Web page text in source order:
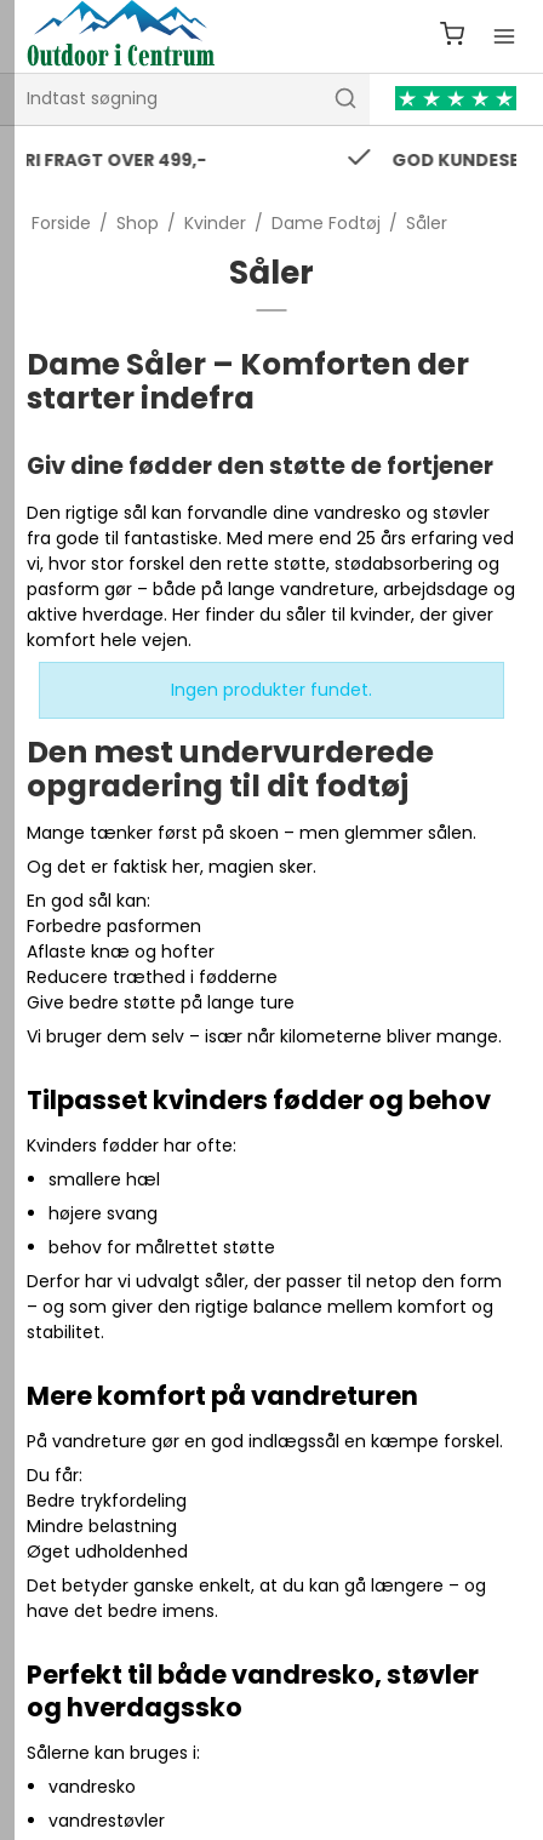
GOD KUNDESERVICE 24/7
Forside / Shop / Kvinder / Dame Fodtøj / Såler
Såler
Dame Såler – Komforten der
starter indefra
Giv dine fødder den støtte de fortjener
Den rigtige sål kan forvandle dine vandresko og støvler
fra gode til fantastiske. Med mere end 25 års erfaring ved
vi, hvor stor forskel den rette støtte, stødabsorbering og
pasform gør – både på lange vandreture, arbejdsdage og
aktive hverdage. Her finder du såler til kvinder, der giver
komfort hele vejen.
Ingen produkter fundet.
Den mest undervurderede
opgradering til dit fodtøj
Mange tænker først på skoen – men glemmer sålen.
Og det er faktisk her, magien sker.
En god sål kan:
Forbedre pasformen
Aflaste knæ og hofter
Reducere træthed i fødderne
Give bedre støtte på lange ture
Vi bruger dem selv – især når kilometerne bliver mange.
Tilpasset kvinders fødder og behov
Kvinders fødder har ofte:
smallere hæl
højere svang
behov for målrettet støtte
Derfor har vi udvalgt såler, der passer til netop den form
– og som giver den rigtige balance mellem komfort og
stabilitet.
Mere komfort på vandreturen
På vandreture gør en god indlægssål en kæmpe forskel.
Du får:
Bedre trykfordeling
Mindre belastning
Øget udholdenhed
Det betyder ganske enkelt, at du kan gå længere – og
have det bedre imens.
Perfekt til både vandresko, støvler
og hverdagssko
Sålerne kan bruges i:
vandresko
vandrestøvler